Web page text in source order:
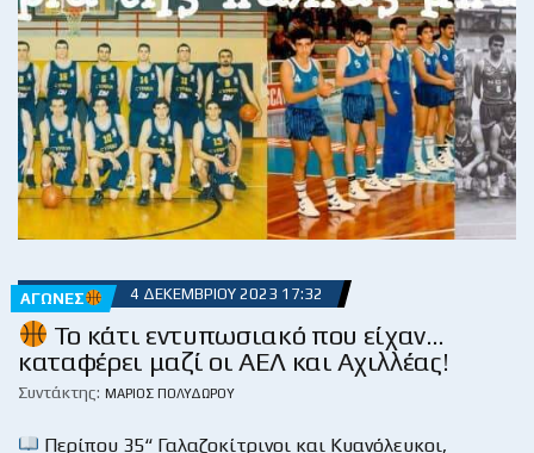
ΑΓΏΝΕΣ 4 ΔΕΚΕΜΒΡΊΟΥ 2023 17:32
Το κάτι εντυπωσιακό που είχαν…
καταφέρει μαζί οι ΑΕΛ και Αχιλλέας!
Συντάκτης: ΜΆΡΙΟΣ ΠΟΛΥΔΏΡΟΥ
Περίπου 35“ Γαλαζοκίτρινοι και Κυανόλευκοι,